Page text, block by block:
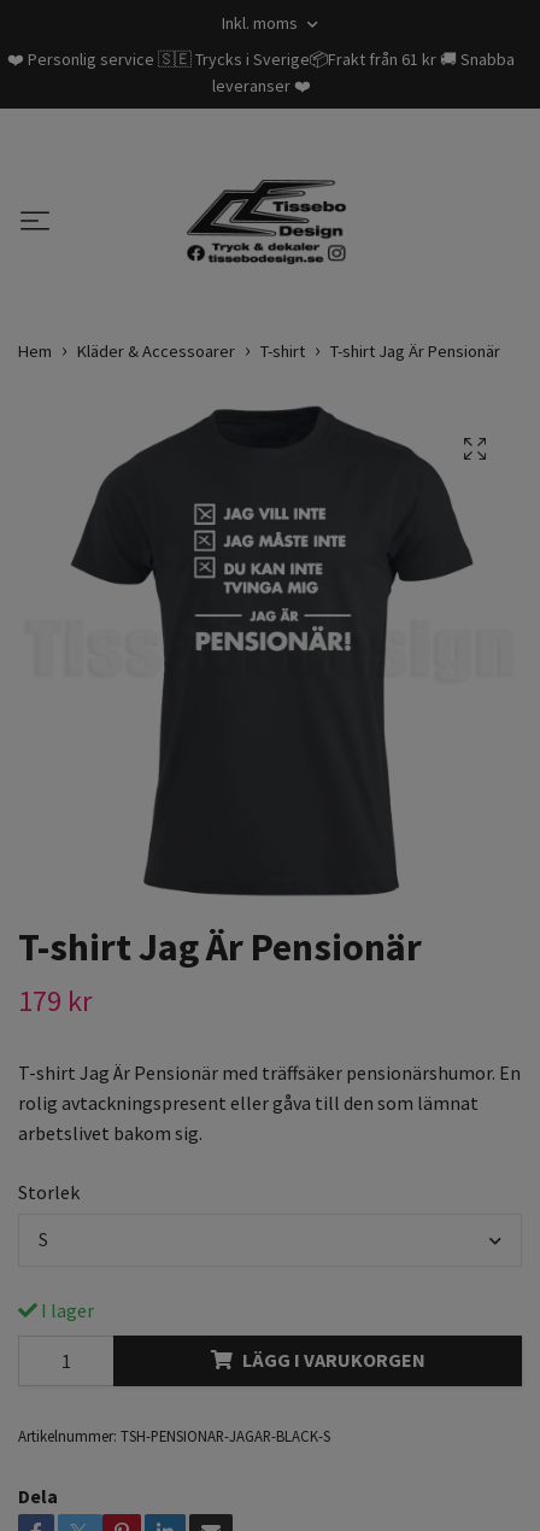
Inkl. moms
❤️ Personlig service 🇸🇪 Trycks i Sverige📦Frakt från 61 kr 🚚 Snabba
leveranser ❤️
Hem Kläder & Accessoarer T-shirt T-shirt Jag Är Pensionär
T-shirt Jag Är Pensionär
179 kr
T-shirt Jag Är Pensionär med träffsäker pensionärshumor. En
rolig avtackningspresent eller gåva till den som lämnat
arbetslivet bakom sig.
Storlek
S
I lager
LÄGG I VARUKORGEN
Artikelnummer: TSH-PENSIONAR-JAGAR-BLACK-S
Dela